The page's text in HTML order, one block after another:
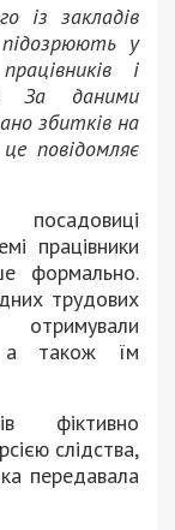
із закладів
у
і
За даними
збитків на
повідомляє
працівники
формально.
трудових
отримували
а також їм
фіктивно
слідства,
передавала